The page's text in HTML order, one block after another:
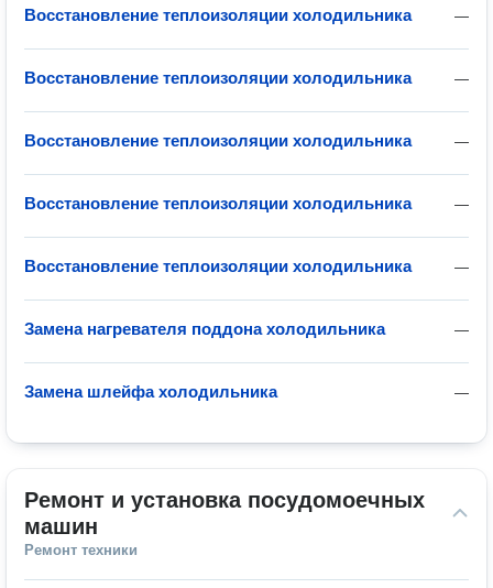
—
Восстановление теплоизоляции холодильника
—
Восстановление теплоизоляции холодильника
—
Восстановление теплоизоляции холодильника
—
Восстановление теплоизоляции холодильника
—
Восстановление теплоизоляции холодильника
—
Замена нагревателя поддона холодильника
—
Замена шлейфа холодильника
Ремонт и установка посудомоечных
машин
Ремонт техники